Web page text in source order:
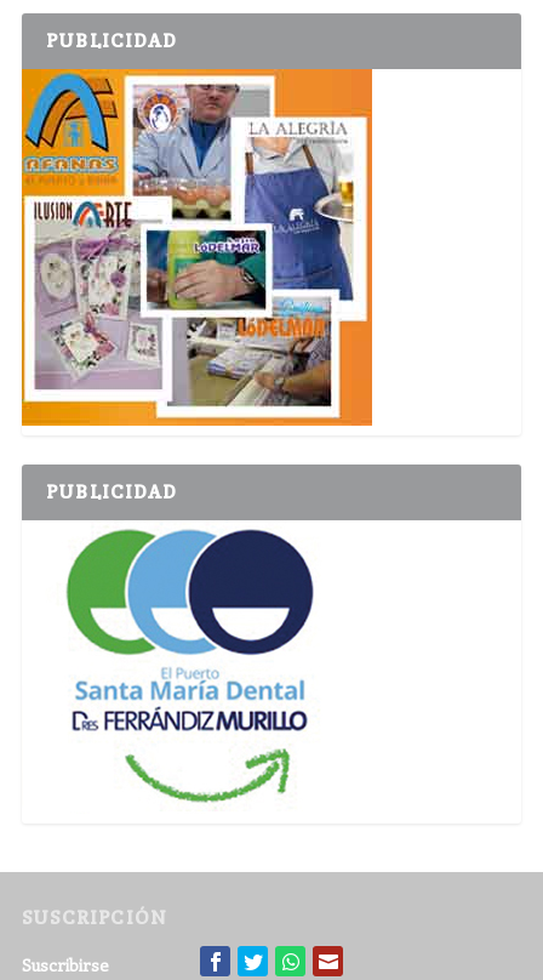
PUBLICIDAD
PUBLICIDAD
SUSCRIPCIÓN
Suscribirse